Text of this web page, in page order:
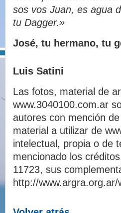
sos vos Juan, es agua
tu Dagger.»
José, tu hermano, tu
Luis Satini
Las fotos, material de
www.3040100.com.ar
autores con mención
material a utilizar de
intelectual, propia o de
mencionado los
11723, sus
http://